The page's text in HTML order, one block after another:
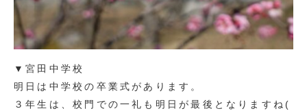
▼宮田中学校
明日は中学校の卒業式があります。
３年生は、校門での一礼も明日が最後となりますね(